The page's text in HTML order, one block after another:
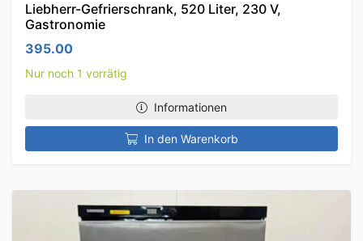
Liebherr-Gefrierschrank, 520 Liter, 230 V,
Gastronomie
395.00
Nur noch 1 vorrätig
Informationen
In den Warenkorb